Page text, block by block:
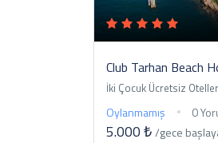
Club Tarhan Beach
İki Çocuk Ücretsiz Oteller
Oylanmamış 0
5.000 ₺/gece